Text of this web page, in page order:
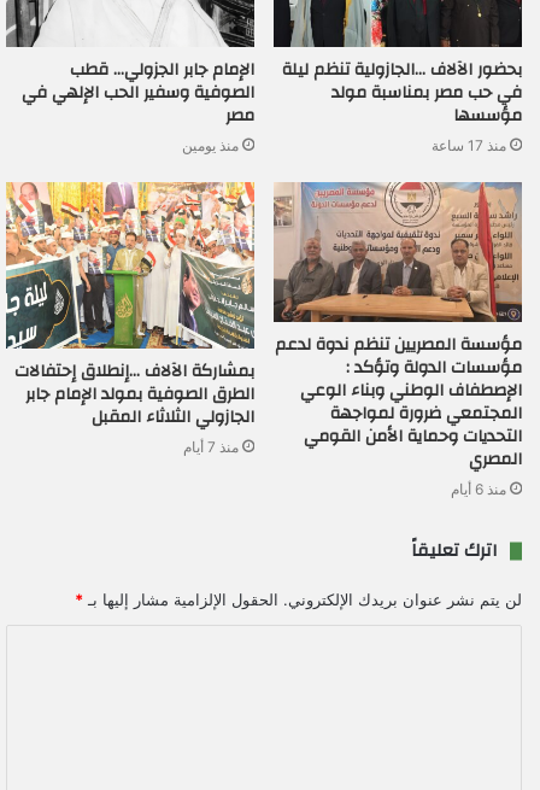
بحضور الآلاف …الجازولية تنظم ليلة
في حب مصر بمناسبة مولد
مؤسسها
منذ 17 ساعة
الإمام جابر الجزولي… قطب
الصوفية وسفير الحب الإلهي في
مصر
منذ يومين
مؤسسة المصريين تنظم ندوة لدعم
مؤسسات الدولة وتؤكد :
الإصطفاف الوطني وبناء الوعي
المجتمعي ضرورة لمواجهة
التحديات وحماية الأمن القومي
المصري
منذ 6 أيام
بمشاركة الآلاف …إنطلاق إحتفالات
الطرق الصوفية بمولد الإمام جابر
الجازولي الثلاثاء المقبل
منذ 7 أيام
اترك تعليقاً
لن يتم نشر عنوان بريدك الإلكتروني. الحقول الإلزامية مشار إليها بـ *